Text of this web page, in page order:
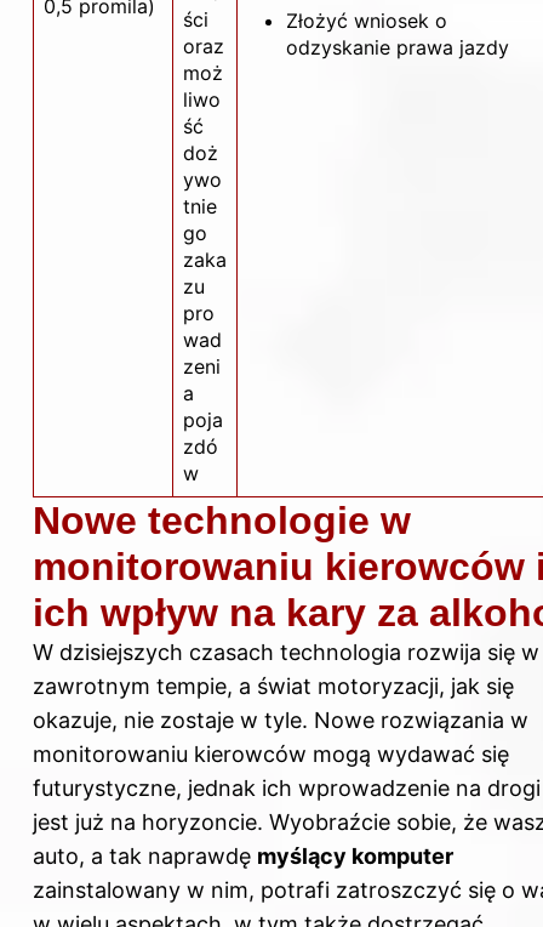
0,5 promila)
ści
oraz
moż
liwo
ść
doż
ywo
tnie
go
zaka
zu
pro
wad
zeni
a
poja
zdó
w
Złożyć wniosek o
odzyskanie prawa jazdy
Nowe technologie w
monitorowaniu kierowców
ich wpływ na kary za
W dzisiejszych czasach technologia rozwija się w
zawrotnym tempie, a świat motoryzacji, jak się
okazuje, nie zostaje w tyle. Nowe rozwiązania w
monitorowaniu kierowców mogą wydawać się
futurystyczne, jednak ich wprowadzenie na drogi
jest już na horyzoncie. Wyobraźcie sobie, że
auto, a tak naprawdę myślący komputer
zainstalowany w nim, potrafi zatroszczyć się o